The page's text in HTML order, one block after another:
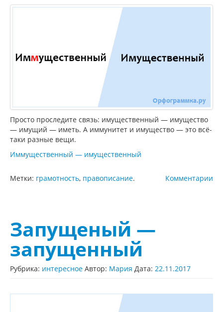
Просто проследите связь: имущественный — имущество
— имущий — иметь. А иммунитет и имущество — это всё-
таки разные вещи.
Иммущественный — имущественный
Комментарии
Метки: грамотность, правописание.
Запущеный —
запущенный
Рубрика: интересное Автор: Мария Дата: 22.11.2017